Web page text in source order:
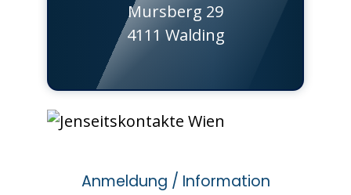
Mursberg 29
4111 Walding
Anmeldung / Information